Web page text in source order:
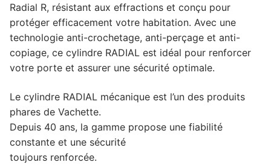
Radial R, résistant aux effractions et conçu pour
protéger efficacement votre habitation. Avec une
technologie anti-crochetage, anti-perçage et anti-
copiage, ce cylindre RADIAL est idéal pour renforcer
votre porte et assurer une sécurité optimale.
Le cylindre RADIAL mécanique est l’un des produits
phares de Vachette.
Depuis 40 ans, la gamme propose une fiabilité
constante et une sécurité
toujours renforcée.